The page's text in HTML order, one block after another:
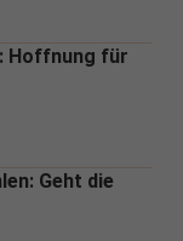
Hoffnung für
Geht die